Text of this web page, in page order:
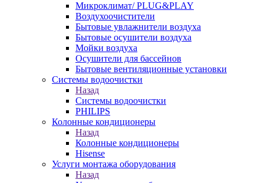
Микроклимат/ PLUG&PLAY
Воздухоочистители
Бытовые увлажнители воздуха
Бытовые осушители воздуха
Мойки воздуха
Осушители для бассейнов
Бытовые вентиляционные установки
Системы водоочистки
Назад
Системы водоочистки
PHILIPS
Колонные кондиционеры
Назад
Колонные кондиционеры
Hisense
Услуги монтажа оборудования
Назад